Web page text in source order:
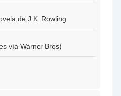
de J.K. Rowling
vía Warner Bros)